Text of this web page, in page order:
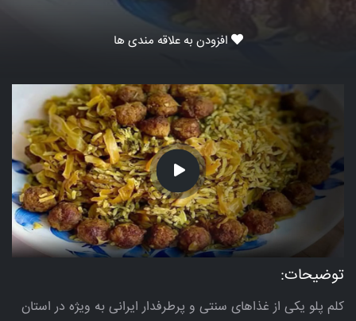
افزودن به علاقه مندی ها
توضیحات:
کلم پلو یکی از غذاهای سنتی و پرطرفدار ایرانی به ویژه در استان